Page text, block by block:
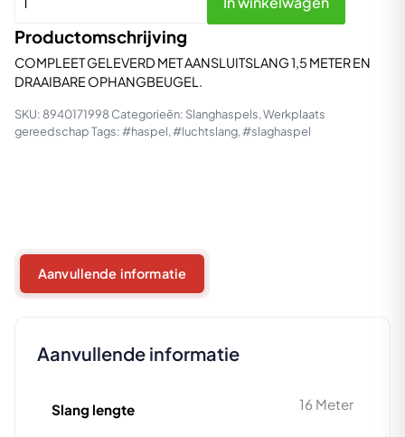
Productomschrijving
COMPLEET GELEVERD MET AANSLUITSLANG 1,5 METER EN
DRAAIBARE OPHANGBEUGEL.
SLANGHASPEL
NPT
aantal
SKU: 8940171998Categorieën: Slanghaspels,Werkplaats
gereedschapTags:#haspel,#luchtslang,#slaghaspel
Aanvullende informatie
Aanvullende informatie
Slang lengte 16 Meter